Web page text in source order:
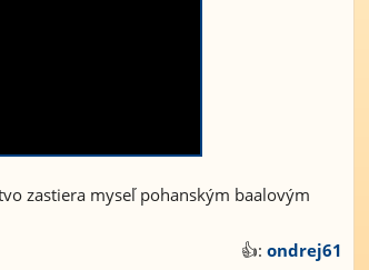
zastiera myseľ pohanským baalovým
👍: ondrej61